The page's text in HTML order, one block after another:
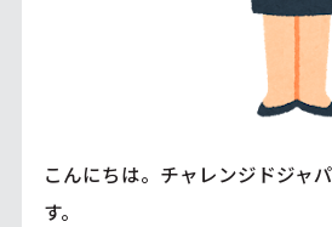
こんにちは。チャレンジドジャ
す。